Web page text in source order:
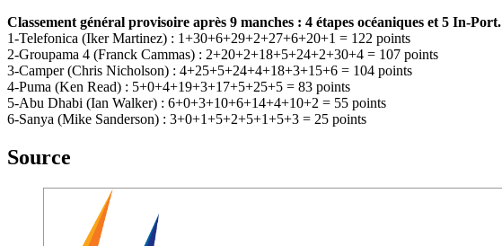
Classement général provisoire après 9 manches : 4 étapes océaniques et 5 In-Port.
1-Telefonica (Iker Martinez) : 1+30+6+29+2+27+6+20+1 = 122 points
2-Groupama 4 (Franck Cammas) : 2+20+2+18+5+24+2+30+4 = 107 points
3-Camper (Chris Nicholson) : 4+25+5+24+4+18+3+15+6 = 104 points
4-Puma (Ken Read) : 5+0+4+19+3+17+5+25+5 = 83 points
5-Abu Dhabi (Ian Walker) : 6+0+3+10+6+14+4+10+2 = 55 points
6-Sanya (Mike Sanderson) : 3+0+1+5+2+5+1+5+3 = 25 points
Source